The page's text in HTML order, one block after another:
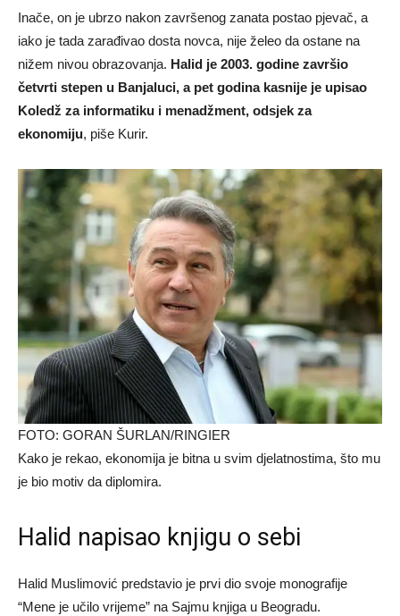
Inače, on je ubrzo nakon završenog zanata postao pjevač, a
iako je tada zarađivao dosta novca, nije želeo da ostane na
nižem nivou obrazovanja. Halid je 2003. godine završio
četvrti stepen u Banjaluci, a pet godina kasnije je upisao
Koledž za informatiku i menadžment, odsjek za
ekonomiju, piše Kurir.
FOTO: GORAN ŠURLAN/RINGIER
Kako je rekao, ekonomija je bitna u svim djelatnostima, što mu
je bio motiv da diplomira.
Halid napisao knjigu o sebi
Halid Muslimović predstavio je prvi dio svoje monografije
“Mene je učilo vrijeme” na Sajmu knjiga u Beogradu.